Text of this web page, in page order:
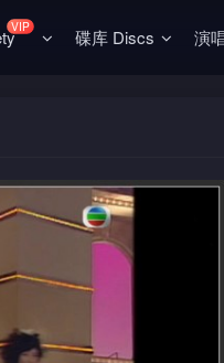
VIP 碟库 Discs 演